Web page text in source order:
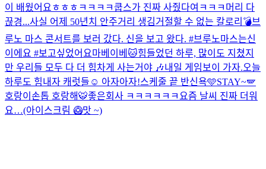
이 배웠어요ㅎㅎㅎ ㅋㅋㅋㅋ쿱스가 진짜 사줬다여ㅋㅋㅋ 머리 다
끊경...사실 어제 50년치 안주거리 생김거절할 수 없는 칼로리💣브
루노 마스 콘서트를 보러 갔다. 신을 보고 왔다. #브루노마스는신
이에요 #보고싶었어요마베이베 🐱힘들었던 하루, 많이도 지쳤지
만 우리들 모두 다 더 힘차게 사는거야 🎶내일 게임보이 가자.오늘
하루도 힘내자 캐럿들☺️ 아자아자!스케줄 끝 반신욕🩵STAY~🪽
호랑이손톱 호랑해🐯좋은회사 ㅋㅋㅋㅋㅋㅋ 요즘 날씨 진짜 더워
요…(아이스크림 🥝맛 ~)